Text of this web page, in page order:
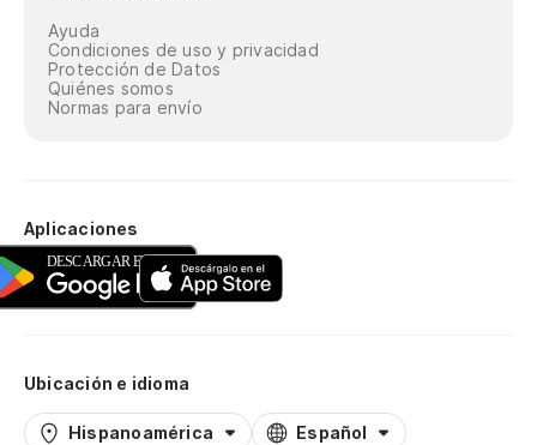
Ayuda
Condiciones de uso y privacidad
Protección de Datos
Quiénes somos
Normas para envío
Aplicaciones
Ubicación e idioma
Hispanoamérica Español